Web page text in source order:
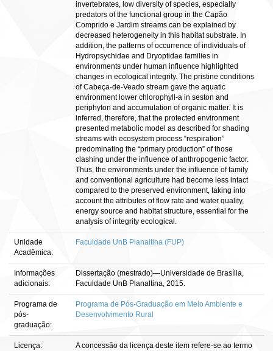
invertebrates, low diversity of species, especially
predators of the functional group in the Capão
Comprido e Jardim streams can be explained by
decreased heterogeneity in this habitat substrate. In
addition, the patterns of occurrence of individuals of
Hydropsychidae and Dryoptidae families in
environments under human influence highlighted
changes in ecological integrity. The pristine conditions
of Cabeça-de-Veado stream gave the aquatic
environment lower chlorophyll-a in seston and
periphyton and accumulation of organic matter. It is
inferred, therefore, that the protected environment
presented metabolic model as described for shading
streams with ecosystem process “respiration”
predominating the “primary production” of those
clashing under the influence of anthropogenic factor.
Thus, the environments under the influence of family
and conventional agriculture had become less intact
compared to the preserved environment, taking into
account the attributes of flow rate and water quality,
energy source and habitat structure, essential for the
analysis of integrity ecological.
Unidade
Acadêmica:
Faculdade UnB Planaltina (FUP)
Informações
adicionais:
Dissertação (mestrado)—Universidade de Brasília,
Faculdade UnB Planaltina, 2015.
Programa de
pós-
graduação:
Programa de Pós-Graduação em Meio Ambiente e
Desenvolvimento Rural
Licença:
A concessão da licença deste item refere-se ao termo